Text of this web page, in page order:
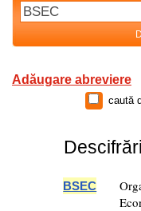
Adăugare abreviere
caută
BSEC